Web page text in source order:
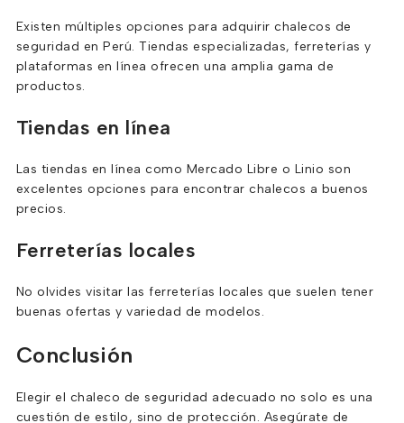
Existen múltiples opciones para adquirir chalecos de
seguridad en Perú. Tiendas especializadas, ferreterías y
plataformas en línea ofrecen una amplia gama de
productos.
Tiendas en línea
Las tiendas en línea como Mercado Libre o Linio son
excelentes opciones para encontrar chalecos a buenos
precios.
Ferreterías locales
No olvides visitar las ferreterías locales que suelen tener
buenas ofertas y variedad de modelos.
Conclusión
Elegir el chaleco de seguridad adecuado no solo es una
cuestión de estilo, sino de protección. Asegúrate de